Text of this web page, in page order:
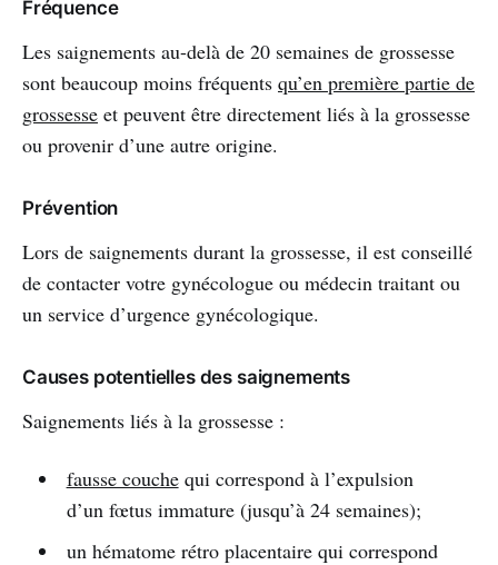
Fréquence
Les saignements au-delà de 20 semaines de grossesse
sont beaucoup moins fréquents qu’en première partie de
grossesse et peuvent être directement liés à la grossesse
ou provenir d’une autre origine.
Prévention
Lors de saignements durant la grossesse, il est conseillé
de contacter votre gynécologue ou médecin traitant ou
un service d’urgence gynécologique.
Causes potentielles des saignements
Saignements liés à la grossesse :
fausse couchequi correspond à l’expulsion
d’un fœtus immature (jusqu’à 24 semaines);
un hématome rétro placentaire qui correspond